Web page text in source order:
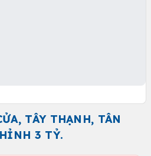
TÂY THẠNH, TÂN
3 TỶ.